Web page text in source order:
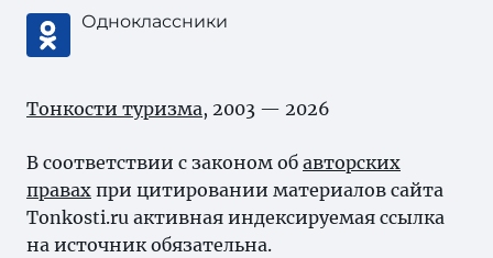
Одноклассники
Тонкости туризма, 2003 — 2026
В соответствии с законом об авторских
правах при цитировании материалов сайта
Tonkosti.ru активная индексируемая ссылка
на источник обязательна.